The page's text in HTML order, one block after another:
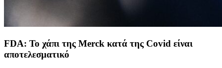
FDA: Το χάπι της Merck κατά της Covid είναι
αποτελεσματικό